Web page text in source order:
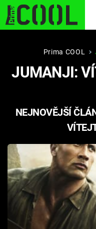
STARHOUSE
ESCAPE PLNEJ KOTEL
Filmy
Seriály
Hry
Prima COOL
JUMANJI:
NEJNOVĚJŠÍ